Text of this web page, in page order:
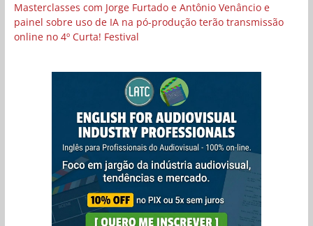
Masterclasses com Jorge Furtado e Antônio Venâncio e
painel sobre uso de IA na pó-produção terão transmissão
online no 4º Curta! Festival